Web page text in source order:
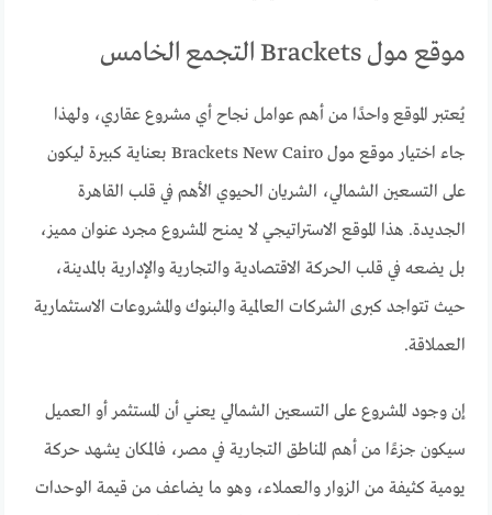
موقع مول Brackets التجمع الخامس
يُعتبر الموقع واحدًا من أهم عوامل نجاح أي مشروع عقاري، ولهذا
جاء اختيار موقع مول Brackets New Cairo بعناية كبيرة ليكون
على التسعين الشمالي، الشريان الحيوي الأهم في قلب القاهرة
الجديدة. هذا الموقع الاستراتيجي لا يمنح المشروع مجرد عنوان مميز،
بل يضعه في قلب الحركة الاقتصادية والتجارية والإدارية بالمدينة،
حيث تتواجد كبرى الشركات العالمية والبنوك والمشروعات الاستثمارية
العملاقة.
إن وجود المشروع على التسعين الشمالي يعني أن المستثمر أو العميل
سيكون جزءًا من أهم المناطق التجارية في مصر، فالمكان يشهد حركة
يومية كثيفة من الزوار والعملاء، وهو ما يضاعف من قيمة الوحدات